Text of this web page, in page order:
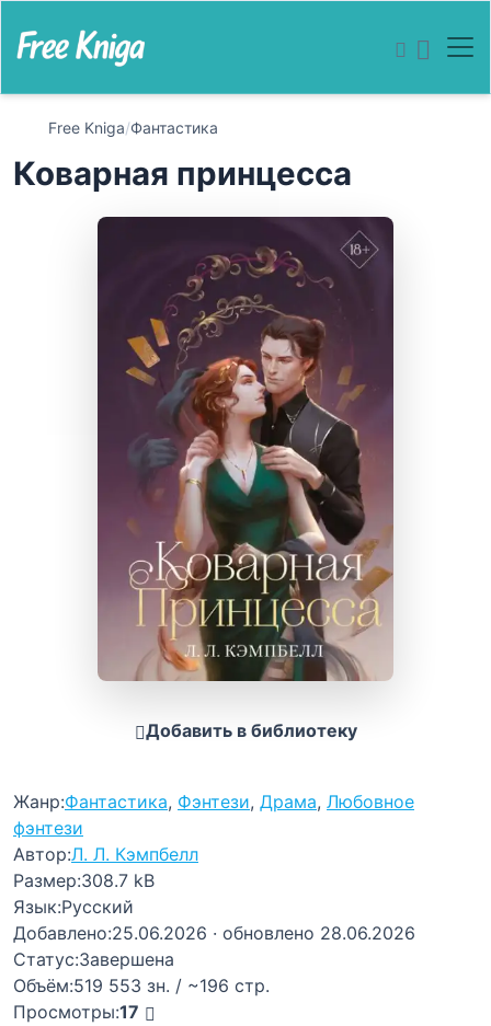
Free Kniga/Фантастика
Коварная принцесса
Добавить в библиотеку
Жанр:Фантастика, Фэнтези, Драма, Любовное
фэнтези
Автор:Л. Л. Кэмпбелл
Размер:308.7 kB
Язык:Русский
Добавлено:25.06.2026 · обновлено 28.06.2026
Статус:Завершена
Объём:519 553 зн. / ~196 стр.
Просмотры:17